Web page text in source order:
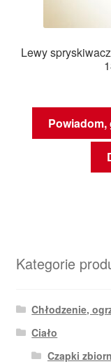
Lewy
Kategorie
Chłodzenie,
Ciało
Czapki